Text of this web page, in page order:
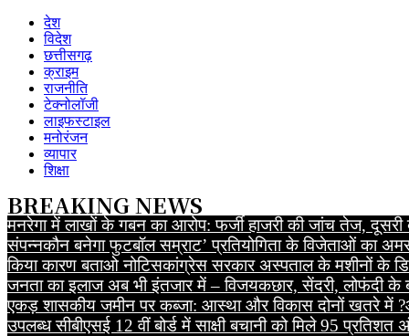
देश
विदेश
छत्तीसगढ़
क्राइम
राजनीति
टेक्नोलॉजी
लाइफस्टाइल
मनोरंजन
व्यापार
शिक्षा
BREAKING NEWS
मनरेगा में लाखों के गबन का आरोप: फर्जी हाजरी की जांच तेज,
संपन्नकौन बनेगा फुटबॉल सम्राट’ प्रतियोगिता के विजेताओं का
किया कारण बताओ नोटिसकांग्रेस सरकार अस्पताल के मशीनों के
जनता का इलाज अब भी इंतजार में – विजयकछार, सेंदरी, लोफंदी के
एकड़ शासकीय जमीन पर कब्जा: आस्था और विकास दोनों खतरे में ?
उपलब्धसीबीएसई 12 वीं बोर्ड में साक्षी बचानी को मिले 95 प्रतिशत